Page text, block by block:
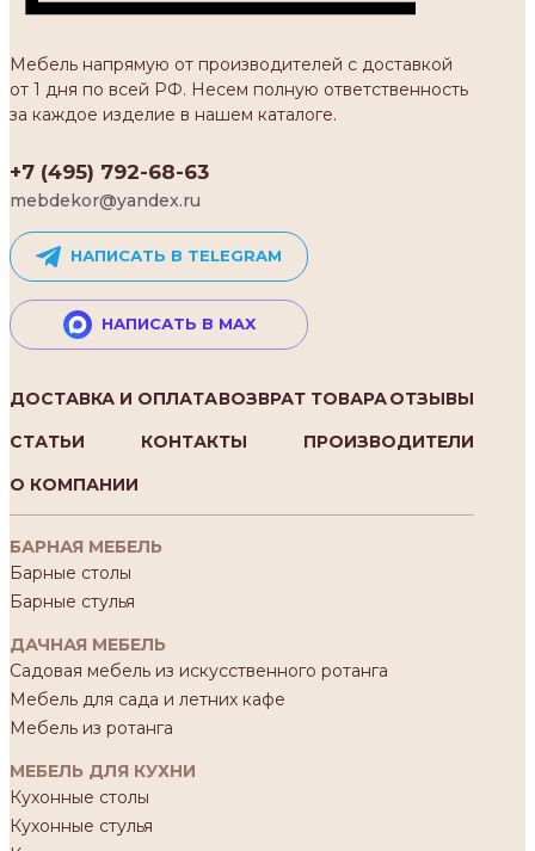
Мебель напрямую от производителей с доставкой
от 1 дня по всей РФ. Несем полную ответственность
за каждое изделие в нашем каталоге.
+7 (495) 792-68-63
mebdekor@yandex.ru
НАПИСАТЬ В TELEGRAM
НАПИСАТЬ В MAX
ДОСТАВКА И ОПЛАТАВОЗВРАТ ТОВАРАОТЗЫВЫ
СТАТЬИ
КОНТАКТЫ
ПРОИЗВОДИТЕЛИ
О КОМПАНИИ
БАРНАЯ МЕБЕЛЬ
Барные столы
Барные стулья
ДАЧНАЯ МЕБЕЛЬ
Садовая мебель из искусственного ротанга
Мебель для сада и летних кафе
Мебель из ротанга
МЕБЕЛЬ ДЛЯ КУХНИ
Кухонные столы
Кухонные стулья